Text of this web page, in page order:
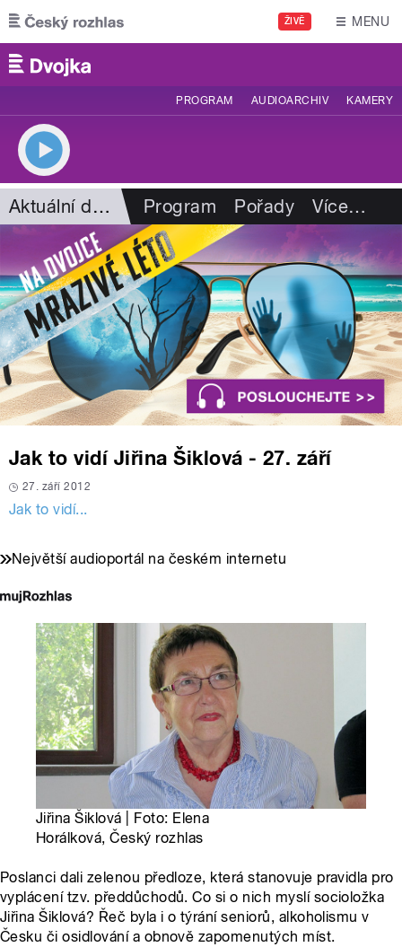
Přejít k hlavnímu obsahu
ŽIVĚ MENU
PROGRAM AUDIOARCHIV KAMERY
Aktuální dění Program Pořady Více…
Jak to vidí Jiřina Šiklová - 27. září
27. září 2012
Jak to vidí...
Největší audioportál na českém internetu
Jiřina Šiklová | Foto: Elena
Horálková, Český rozhlas
Poslanci dali zelenou předloze, která stanovuje pravidla pro
vyplácení tzv. předdůchodů. Co si o nich myslí socioložka
Jiřina Šiklová? Řeč byla i o týrání seniorů, alkoholismu v
Česku či osidlování a obnově zapomenutých míst.